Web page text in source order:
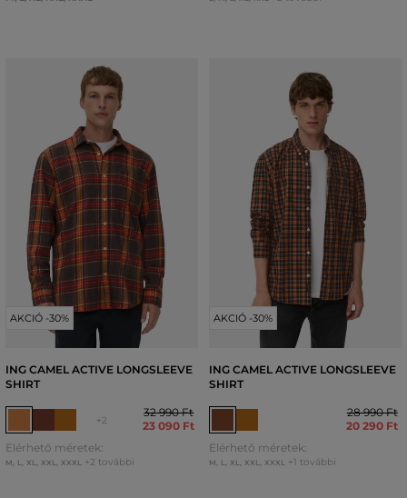
AKCIÓ -30%
ING CAMEL ACTIVE LONGSLEEVE
SHIRT
+2
32 990 Ft
23 090 Ft
Elérhető méretek:
M L XL XXL XXXL +2 további
AKCIÓ -30%
ING CAMEL ACTIVE LONGSLEEVE
SHIRT
28 990 Ft
20 290 Ft
Elérhető méretek:
M L XL XXL XXXL +1 további